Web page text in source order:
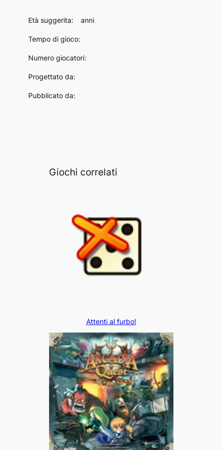
Età suggerita: anni
Tempo di gioco:
Numero giocatori:
Progettato da:
Pubblicato da:
Giochi correlati
Attenti al furbo!